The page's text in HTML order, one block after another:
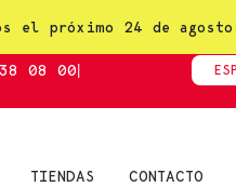
próximo 24 de
08 00 ESP
TIENDAS CONTACTO